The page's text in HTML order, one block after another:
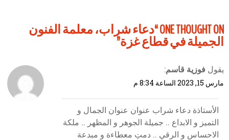
ONE THOUGHT ON “ دعاء شراب، معلمة الفنون
الجميلة في قطاع غزة”
يقول فوزية قاسم:
مارس 15, 2023 الساعة 8:34 م
الأستاذة دعاء شراب عنوان عنوان الجمال و
التميز و الابداع .. جميلة الجوهر و المظهر .. ملكة
الاحساس و الرقي .. دمتِ معطاءة و مبدعة